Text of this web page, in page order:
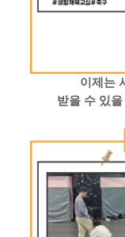
이제는
받을 수 있